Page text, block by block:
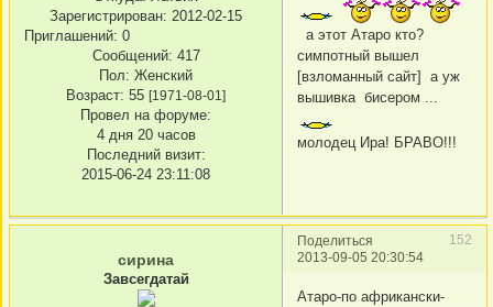
Зарегистрирован: 2012-02-15
Приглашений: 0
Сообщений: 417
Пол: Женский
Возраст: 55 [1971-08-01]
Провел на форуме:
4 дня 20 часов
Последний визит:
2015-06-24 23:11:08
а этот Атаро кто?
симпотный вышел
[взломанный сайт] а уж
вышивка бисером ...
молодец Ира! БРАВО!!!
Поделиться
152
2013-09-05 20:30:54
сирина
Завсегдатай
Атаро-по африкански-